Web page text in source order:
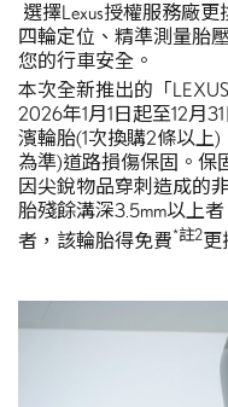
選擇Lexus授權服務廠
四輪定位、精準測量胎
您的行車安全。
本次全新推出的「
2026年1月1日起至12月
濱輪胎(1次換購2條以上)
為準)道路損傷保固。保
因尖銳物品穿刺造成的
胎殘餘溝深3.5mm以上
者，該輪胎得免費*註2更